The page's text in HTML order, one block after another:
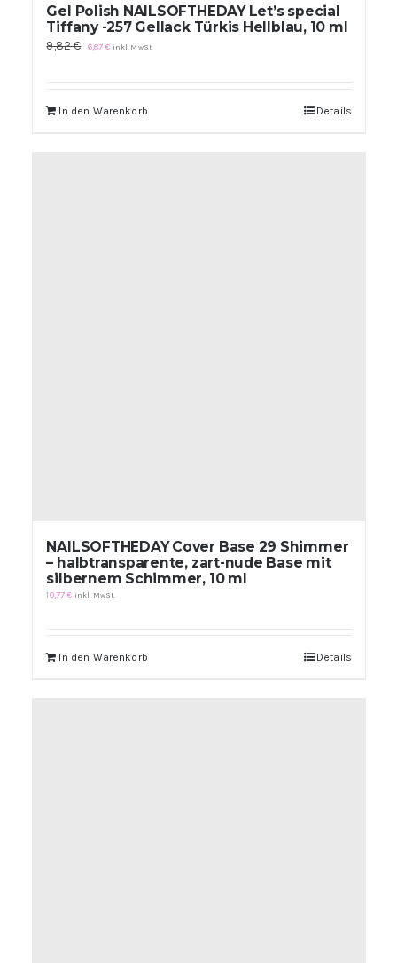
Gel Polish NAILSOFTHEDAY Let’s special
Tiffany -257 Gellack Türkis Hellblau, 10 ml
9,82€
Ursprünglicher
6,87€Aktueller
inkl. MwSt.
In den Warenkorb Details
NAILSOFTHEDAY Cover Base 29 Shimmer
– halbtransparente, zart-nude Base mit
silbernem Schimmer, 10 ml
10,77€ inkl. MwSt.
In den Warenkorb Details